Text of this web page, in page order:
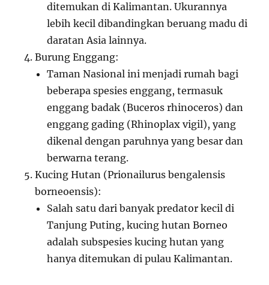
ditemukan di Kalimantan. Ukurannya
lebih kecil dibandingkan beruang madu di
daratan Asia lainnya.
Burung Enggang:
Taman Nasional ini menjadi rumah bagi
beberapa spesies enggang, termasuk
enggang badak (Buceros rhinoceros) dan
enggang gading (Rhinoplax vigil), yang
dikenal dengan paruhnya yang besar dan
berwarna terang.
Kucing Hutan (Prionailurus bengalensis
borneoensis):
Salah satu dari banyak predator kecil di
Tanjung Puting, kucing hutan Borneo
adalah subspesies kucing hutan yang
hanya ditemukan di pulau Kalimantan.